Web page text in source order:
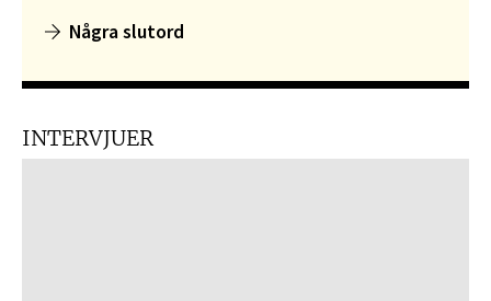
Några slutord
INTERVJUER